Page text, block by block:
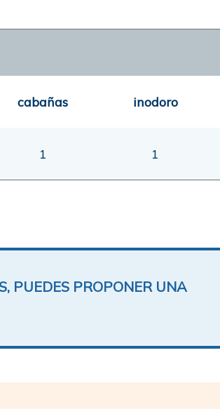
cabañas inodoro
1 1
PUEDES PROPONER UNA